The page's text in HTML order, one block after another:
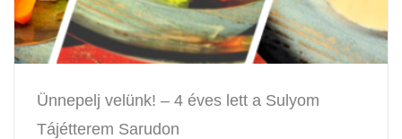
Ünnepelj velünk! – 4 éves lett a Sulyom
Tájétterem Sarudon